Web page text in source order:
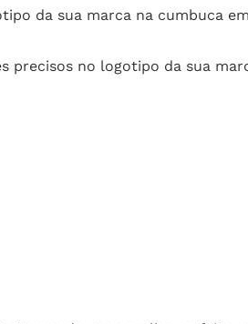
da sua marca na cumbuca
precisos no logotipo da sua